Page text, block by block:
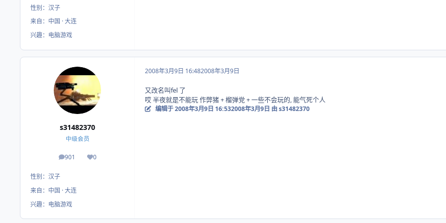
性别： 汉子
来自： 中国 · 大连
兴趣： 电脑游戏
s31482370
中级会员
901
帖子 0
荣誉积分
性别： 汉子
来自： 中国 · 大连
兴趣： 电脑游戏
2008年3月9日 16:482008年3月9日
又改名叫fel 了
哎 半夜就是不能玩 作弊猪 + 榴弹党 + 一些不会玩的, 能气死个人
编辑于2008年3月9日 16:532008年3月9日 由 s31482370